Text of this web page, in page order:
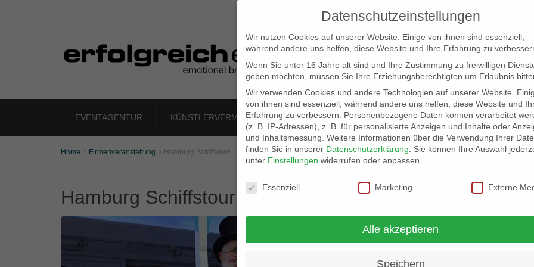
EVENTAGENTUR KÜNSTLERVERMITTLUNG LOCATION SCOUT ELB-LOCATION: PANORAMA
Home  Firmenveranstaltung  Hamburg Schiffstour
Hamburg Schiffstour
Datenschutzeinstellungen
Wir nutzen Cookies auf unserer Website. Einige von ihnen sind essenziell,
während andere uns helfen, diese Website und Ihre Erfahrung zu
Wenn Sie unter 16 Jahre alt sind und Ihre Zustimmung zu freiwilligen
geben möchten, müssen Sie Ihre Erziehungsberechtigten um Erlaubnis
Wir verwenden Cookies und andere Technologien auf unserer Website.
von ihnen sind essenziell, während andere uns helfen, diese Website und
Erfahrung zu verbessern.
Personenbezogene Daten können verarbeitet
(z. B. IP-Adressen), z. B. für personalisierte Anzeigen und Inhalte oder
und Inhaltsmessung. Weitere Informationen über die Verwendung Ihrer
finden Sie in unserer Datenschutzerklärung
Sie können Ihre Auswahl
unter Einstellungen widerrufen oder anpassen.
Datenschutzeinstellungen
Essenziell Marketing Externe
Alle akzeptieren
Speichern